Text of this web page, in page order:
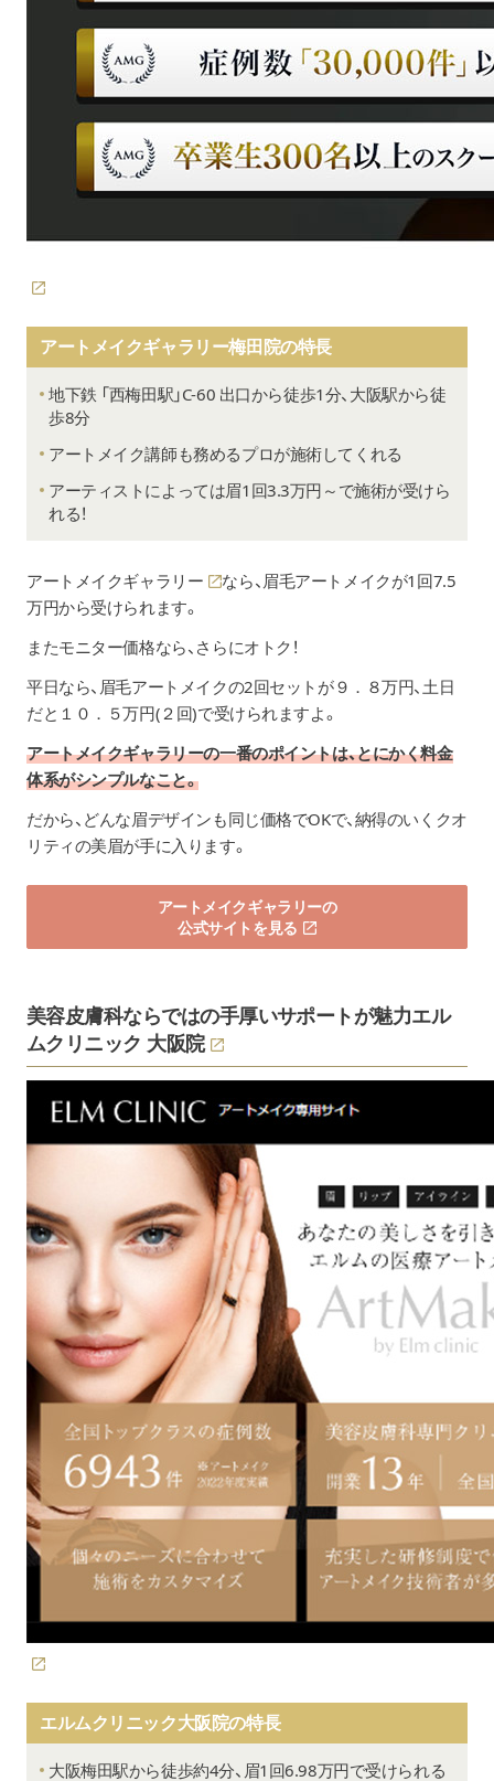
アートメイクギャラリー梅田院の特長
地下鉄 「西梅田駅」C-60 出口から徒歩1分、大阪駅から徒
歩8分
アートメイク講師も務めるプロが施術してくれる
アーティストによっては眉1回3.3万円～で施術が受けら
れる！
アートメイクギャラリー
なら、眉毛アートメイクが1回7.5
万円から受けられます。
またモニター価格なら、さらにオトク！
平日なら、眉毛アートメイクの2回セットが９．８万円、土日
だと１０．５万円(２回)で受けられますよ。
アートメイクギャラリーの一番のポイントは、とにかく料金
体系がシンプルなこと。
だから、どんな眉デザインも同じ価格でOKで、納得のいくクオ
リティの美眉が手に入ります。
アートメイクギャラリーの
公式サイトを見る
美容皮膚科ならではの手厚いサポートが魅力エル
ムクリニック 大阪院
エルムクリニック大阪院の特長
大阪梅田駅から徒歩約4分、眉1回6.98万円で受けられる